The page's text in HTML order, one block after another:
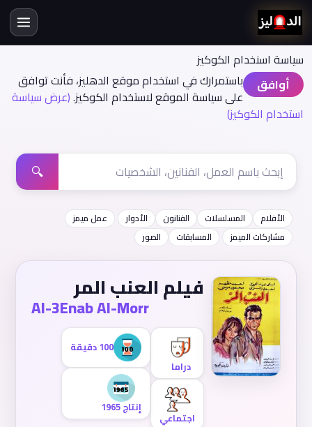
سياسة اسنخدام الكوكيز
أوافق
باستمرارك في استخدام موقع الدهليز، فأنت توافق
على سياسة الموقع لاستخدام الكوكيز.(عرض سياسة
استخدام الكوكيز)
🔍
الأفلام المسلسلات الفنانون الأدوار
عمل ميمز
مشاركات الميمز
المسابقات الصور
فيلم العنب المر
Al-3Enab Al-Morr
دراما
اجتماعي
100 دقيقة
إنتاج 1965